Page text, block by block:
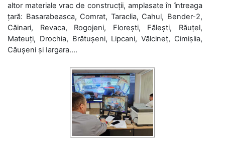
altor materiale vrac de construcții, amplasate în întreaga
țară: Basarabeasca, Comrat, Taraclia, Cahul, Bender-2,
Căinari, Revaca, Rogojeni, Florești, Fălești, Răuțel,
Mateuți, Drochia, Brătușeni, Lipcani, Vălcineț, Cimișlia,
Căușeni și Iargara....